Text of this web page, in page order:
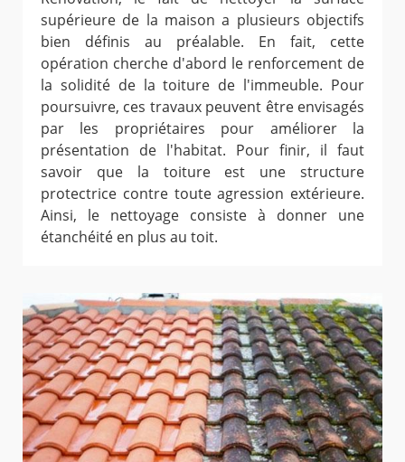
supérieure de la maison a plusieurs objectifs
bien définis au préalable. En fait, cette
opération cherche d'abord le renforcement de
la solidité de la toiture de l'immeuble. Pour
poursuivre, ces travaux peuvent être envisagés
par les propriétaires pour améliorer la
présentation de l'habitat. Pour finir, il faut
savoir que la toiture est une structure
protectrice contre toute agression extérieure.
Ainsi, le nettoyage consiste à donner une
étanchéité en plus au toit.